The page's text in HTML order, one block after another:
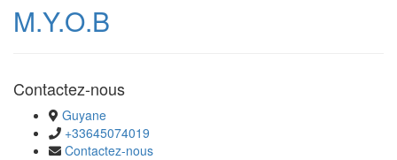
M.Y.O.B
Contactez-nous
Guyane
+33645074019
Contactez-nous